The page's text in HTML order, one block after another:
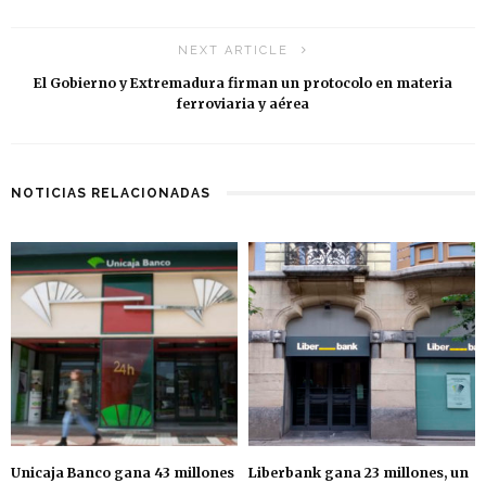
NEXT ARTICLE
El Gobierno y Extremadura firman un protocolo en materia
ferroviaria y aérea
NOTICIAS RELACIONADAS
Unicaja Banco gana 43 millones
Liberbank gana 23 millones, un